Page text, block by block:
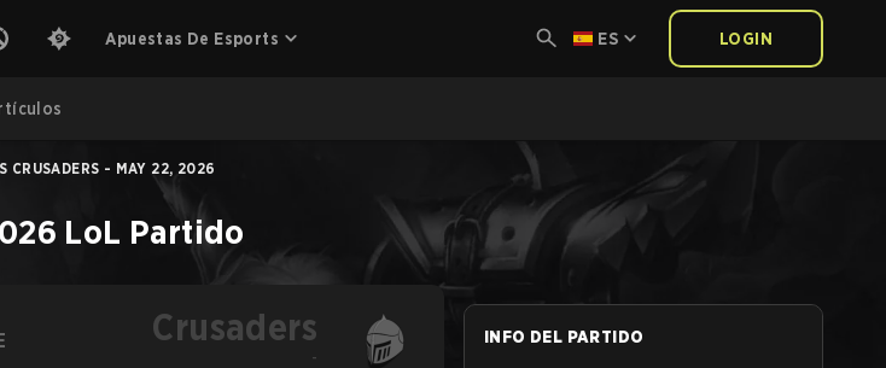
Apuestas De Esports ES LOGIN
CRUSADERS - MAY 22, 2026
LoL Partido
Crusaders
-
INFO DEL PARTIDO